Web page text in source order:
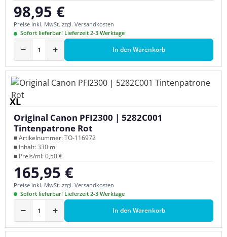
Regulärer Preis:
98,95 €
Preise inkl. MwSt. zzgl. Versandkosten
Sofort lieferbar! Lieferzeit 2-3 Werktage
− + In den Warenkorb
XL
Original Canon PFI2300 | 5282C001
Tintenpatrone Rot
■ Artikelnummer: TO-116972
■ Inhalt: 330 ml
■ Preis/ml: 0,50 €
Regulärer Preis:
165,95 €
Preise inkl. MwSt. zzgl. Versandkosten
Sofort lieferbar! Lieferzeit 2-3 Werktage
− + In den Warenkorb